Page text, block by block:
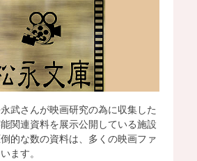
武さんが映画研究の為に収集した
関連資料を展示公開している施設
的な数の資料は、多くの映画ファ
ます。